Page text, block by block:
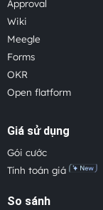
Approval
Wiki
Meegle
Forms
OKR
Open flatform
Giá sử dụng
Gói cước
Tính toán giá
So sánh